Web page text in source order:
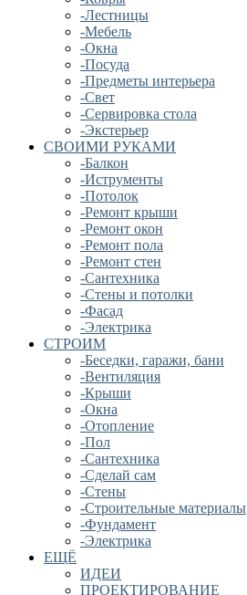
-Лестницы
-Мебель
-Окна
-Посуда
-Предметы интерьера
-Свет
-Сервировка стола
-Экстерьер
СВОИМИ РУКАМИ
-Балкон
-Иструменты
-Потолок
-Ремонт крыши
-Ремонт окон
-Ремонт пола
-Ремонт стен
-Сантехника
-Стены и потолки
-Фасад
-Электрика
СТРОИМ
-Беседки, гаражи, бани
-Вентиляция
-Крыши
-Окна
-Отопление
-Пол
-Сантехника
-Сделай сам
-Стены
-Строительные материалы
-Фундамент
-Электрика
ЕЩЁ
ИДЕИ
ПРОЕКТИРОВАНИЕ